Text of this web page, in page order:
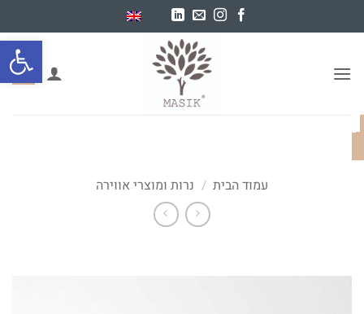
פתח
to
0
עמוד הבית / נרות ומוצרי אווירה